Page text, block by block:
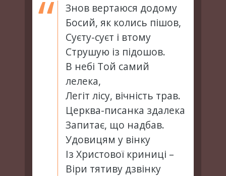
Знов вертаюся додому
Босий, як колись пішов,
Суєту-суєт і втому
Струшую із підошов.
В небі Той самий
лелека,
Легіт лісу, вічність трав.
Церква-писанка здалека
Запитає, що надбав.
Удовицям у вінку
Із Христової криниці –
Віри тятиву дзвінку